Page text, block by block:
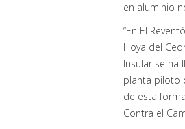
en aluminio
“En El
Hoya del
Insular se ha
planta piloto
de esta
Contra el